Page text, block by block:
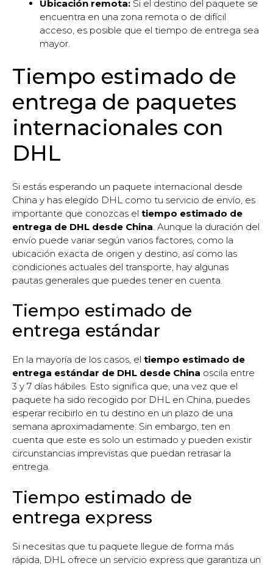
Ubicación remota: Si el destino del paquete se
encuentra en una zona remota o de difícil
acceso, es posible que el tiempo de entrega sea
mayor.
Tiempo estimado de
entrega de paquetes
internacionales con
DHL
Si estás esperando un paquete internacional desde
China y has elegido DHL como tu servicio de envío, es
importante que conozcas el tiempo estimado de
entrega de DHL desde China . Aunque la duración del
envío puede variar según varios factores, como la
ubicación exacta de origen y destino, así como las
condiciones actuales del transporte, hay algunas
pautas generales que puedes tener en cuenta.
Tiempo estimado de
entrega estándar
En la mayoría de los casos, el tiempo estimado de
entrega estándar de DHL desde China oscila entre
3 y 7 días hábiles. Esto significa que, una vez que el
paquete ha sido recogido por DHL en China, puedes
esperar recibirlo en tu destino en un plazo de una
semana aproximadamente. Sin embargo, ten en
cuenta que este es solo un estimado y pueden existir
circunstancias imprevistas que puedan retrasar la
entrega.
Tiempo estimado de
entrega express
Si necesitas que tu paquete llegue de forma más
rápida, DHL ofrece un servicio express que garantiza un